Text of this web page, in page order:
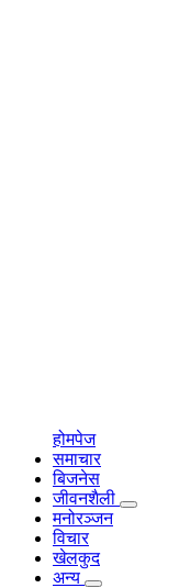
होमपेज
समाचार
बिजनेस
जीवनशैली
मनोरञ्जन
विचार
खेलकुद
अन्य